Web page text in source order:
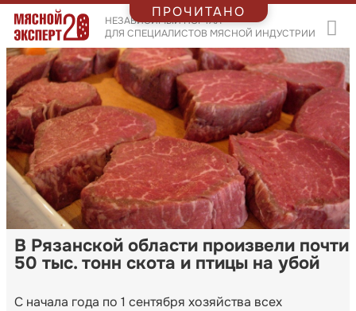
НЕЗАВИСИМЫЙ ПОРТАЛ
ДЛЯ СПЕЦИАЛИСТОВ МЯСНОЙ ИНДУСТРИИ
В Рязанской области произвели почти
50 тыс. тонн скота и птицы на убой
С начала года по 1 сентября хозяйства всех
ПРОЧИТАНО